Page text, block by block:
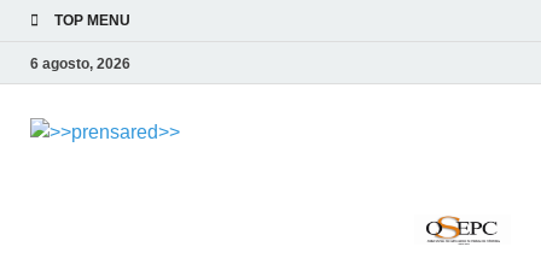
TOP MENU
6 agosto, 2026